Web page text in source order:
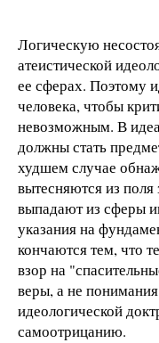
Логическую
атеистической
ее сферах. Поэтому
человека, чтобы
невозможным. В
должны стать
худшем случае
вытесняются из
выпадают из сферы
указания на
кончаются тем, что
взор на
веры, а не
идеологической
самоотрицанию.